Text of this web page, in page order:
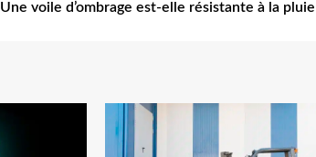
Une voile d’ombrage est-elle résistante à la pluie